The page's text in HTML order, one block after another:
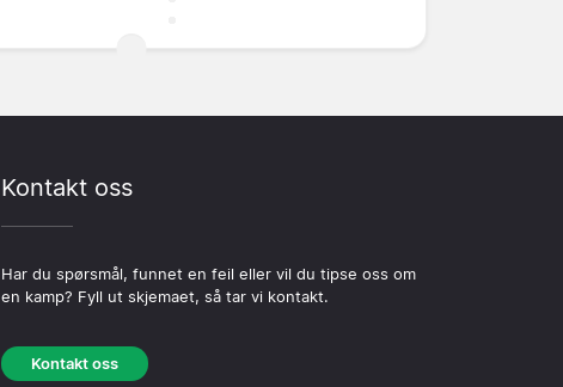
Kontakt oss
Har du spørsmål, funnet en feil eller vil du tipse oss om
en kamp? Fyll ut skjemaet, så tar vi kontakt.
Kontakt oss